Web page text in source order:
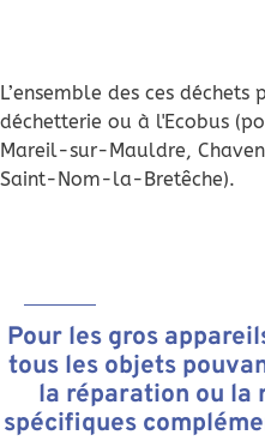
L’ensemble des ces
déchetterie ou à l'Ecobus
Mareil-sur-Mauldre,
Saint-Nom-la-Bretêche).
Pour les gros
tous les objets
la réparation ou la
spécifiques